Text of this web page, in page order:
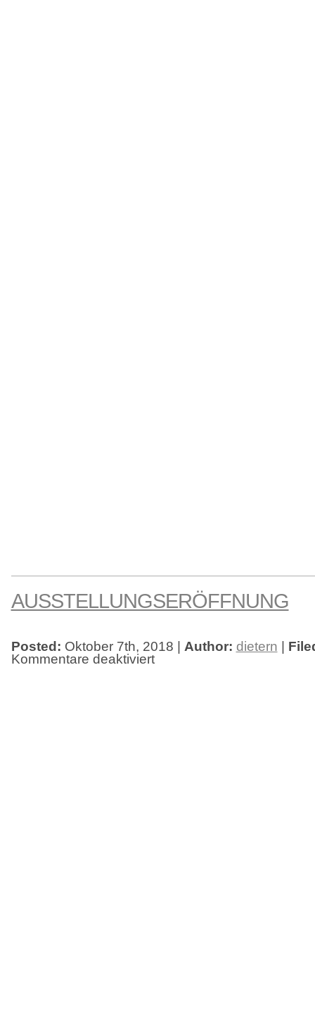
AUSSTELLUNGSERÖFFNUNG
Posted: Oktober 7th, 2018 | Author: dietern |
Kommentare deaktiviertfür
Ausstellungseröffnung